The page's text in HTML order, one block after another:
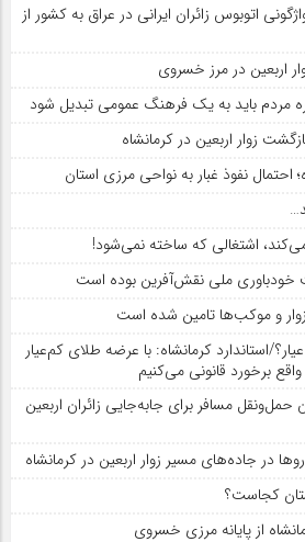
واژگونی اتوبوس زائران ایرانی در عراق به کشور از
اربعین در مرز خسروی
مردم باید به یک فرهنگ عمومی تبدیل شود
زوار اربعین در کرمانشاه
احتمال نفوذ غبار به نواحی مرزی استان
اشتغالی که ساخته نمی‌شود!
خودباوری ملی نقش‌آفرین بوده است
و موکب‌ها تامین شده است
طلای ۱۸ عیار یا اعتماد ۱۸ عیار؟/استاندارد کرمانشاه: با عرضه طلای کم‌عیار
برخورد قانونی می‌کنیم
حمل‌ونقل مسافر برای جابه‌جایی زائران اربعین
کجاست؟
از پایانه مرزی خسروی